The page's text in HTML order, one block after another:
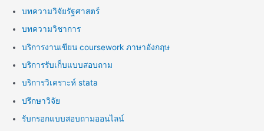
บทความวิจัยรัฐศาสตร์
บทความวิชาการ
บริการงานเขียน coursework ภาษาอังกฤษ
บริการรับเก็บแบบสอบถาม
บริการวิเคราะห์ stata
ปรึกษาวิจัย
รับกรอกแบบสอบถามออนไลน์